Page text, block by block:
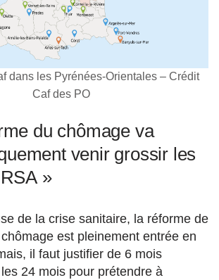
dans les Pyrénées-Orientales – Crédit
Caf des PO
du chômage va
venir grossir les
»
de la crise sanitaire, la réforme de
chômage est pleinement entrée en
il faut justifier de 6 mois
24 mois pour prétendre à